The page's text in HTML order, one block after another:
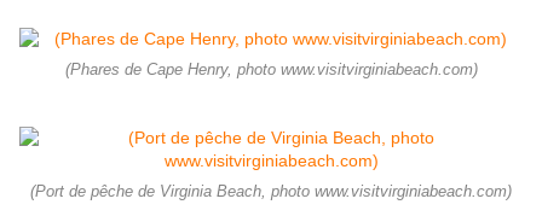
(Phares de Cape Henry, photo www.visitvirginiabeach.com)
(Port de pêche de Virginia Beach, photo www.visitvirginiabeach.com)